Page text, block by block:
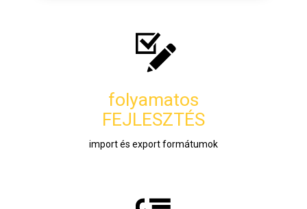
folyamatos
FEJLESZTÉS
import és export formátumok